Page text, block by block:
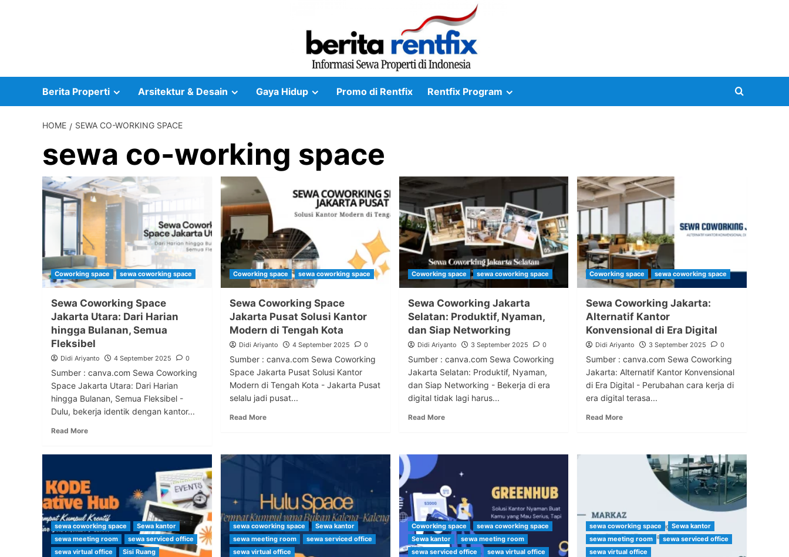
Berita Properti Arsitektur & Desain Gaya Hidup Promo di Rentfix Rentfix Program
HOME SEWA CO-WORKING SPACE
sewa co-working space
Coworking space sewa coworking space
Sewa Coworking Space
Jakarta Utara: Dari Harian
hingga Bulanan, Semua
Fleksibel
Didi Ariyanto 4 September 2025 0
Sumber : canva.com Sewa Coworking
Space Jakarta Utara: Dari Harian
hingga Bulanan, Semua Fleksibel -
Dulu, bekerja identik dengan kantor...
Read More
Coworking space sewa coworking space
Sewa Coworking Space
Jakarta Pusat Solusi Kantor
Modern di Tengah Kota
Didi Ariyanto 4 September 2025 0
Sumber : canva.com Sewa Coworking
Space Jakarta Pusat Solusi Kantor
Modern di Tengah Kota - Jakarta Pusat
selalu jadi pusat...
Read More
Coworking space sewa coworking space
Sewa Coworking Jakarta
Selatan: Produktif, Nyaman,
dan Siap Networking
Didi Ariyanto 3 September 2025 0
Sumber : canva.com Sewa Coworking
Jakarta Selatan: Produktif, Nyaman,
dan Siap Networking - Bekerja di era
digital tidak lagi harus...
Read More
Coworking space sewa coworking space
Sewa Coworking Jakarta:
Alternatif Kantor
Konvensional di Era Digital
Didi Ariyanto 3 September 2025 0
Sumber : canva.com Sewa Coworking
Jakarta: Alternatif Kantor Konvensional
di Era Digital - Perubahan cara kerja di
era digital terasa...
Read More
sewa coworking space
Sewa kantor
sewa meeting room
sewa serviced office
sewa virtual office
Sisi Ruang
sewa coworking space
Sewa kantor
sewa meeting room
sewa serviced office
sewa virtual office
Coworking space
sewa coworking space
Sewa kantor
sewa meeting room
sewa serviced office
sewa virtual office
sewa coworking space
Sewa kantor
sewa meeting room
sewa serviced office
sewa virtual office